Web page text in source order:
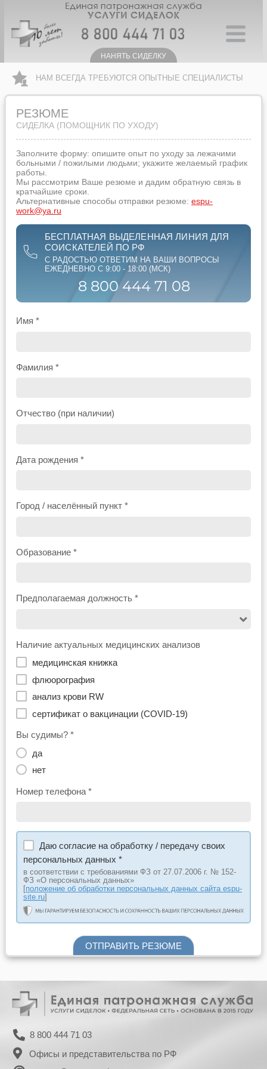
НАНЯТЬ СИДЕЛКУ
НАМ ВСЕГДА ТРЕБУЮТСЯ ОПЫТНЫЕ СПЕЦИАЛИСТЫ
РЕЗЮМЕ
СИДЕЛКА (ПОМОЩНИК ПО УХОДУ)
Заполните форму: опишите опыт по уходу за лежачими
больными / пожилыми людьми; укажите желаемый график
работы.
Мы рассмотрим Ваше резюме и дадим обратную связь в
кратчайшие сроки.
Альтернативные способы отправки резюме: espu-
work@ya.ru
БЕСПЛАТНАЯ ВЫДЕЛЕННАЯ ЛИНИЯ ДЛЯ
СОИСКАТЕЛЕЙ ПО РФ
С РАДОСТЬЮ ОТВЕТИМ НА ВАШИ ВОПРОСЫ
ЕЖЕДНЕВНО С 9:00 - 18:00 (МСК)
8 800 444 71 08
Имя *
Фамилия *
Отчество (при наличии)
Дата рождения *
Город / населённый пункт *
Образование *
Предполагаемая должность *
Наличие актуальных медицинских анализов
медицинская книжка
флюорография
анализ крови RW
сертификат о вакцинации (COVID-19)
Вы судимы? *
да
нет
Номер телефона *
Даю согласие на обработку / передачу своих
персональных данных *
в соответствии с требованиями ФЗ от 27.07.2006 г. № 152-
ФЗ «О персональных данных»
[положение об обработки персональных данных сайта espu-
site.ru]
ОТПРАВИТЬ РЕЗЮМЕ
8 800 444 71 03
Офисы и представительства по РФ